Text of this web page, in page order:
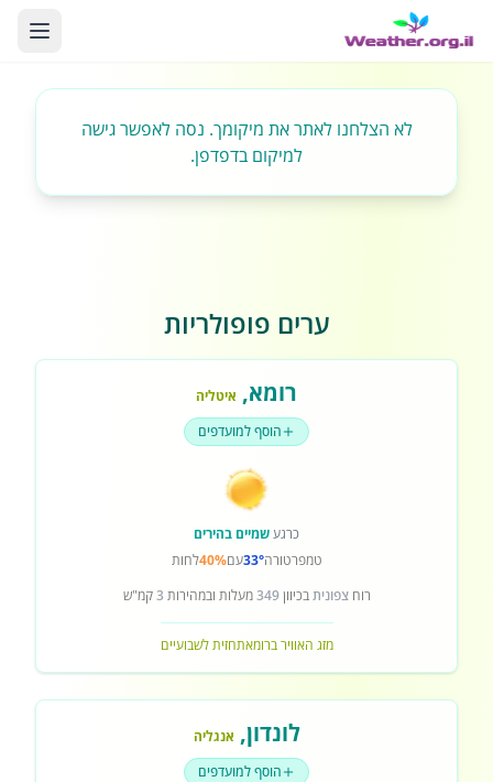
לא הצלחנו לאתר את מיקומך. נסה לאפשר גישה
למיקום בדפדפן.
ערים פופולריות
רומא, איטליה
הוסף למועדפים
כרגעשמיים בהירים
טמפרטורה33°עם40%לחות
רוחצפוניתבכיוון349מעלות ובמהירות 3קמ"ש
מזג האוויר ברומאתחזית לשבועיים
לונדון, אנגליה
הוסף למועדפים